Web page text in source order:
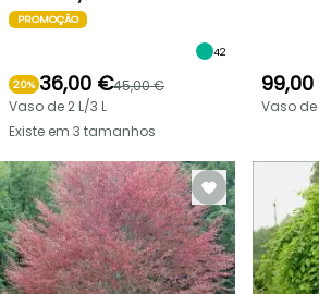
PROMOÇÃO
42
20% 36,00 €45,00 €
Vaso de 2 L/3 L
Existe em 3 tamanhos
Vaso de